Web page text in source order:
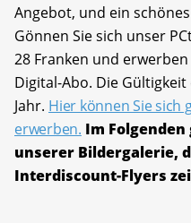
Angebot, und ein
Gönnen Sie sich unser
28 Franken und
Digital-Abo. Die
Jahr. Hier können Sie sich
erwerben. Im
unserer Bildergalerie,
Interdiscount-Flyers